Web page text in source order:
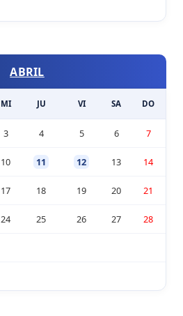
ABRIL
MI JU VI SA DO
3 4 5 6 7
10 11 12 13 14
17 18 19 20 21
24 25 26 27 28